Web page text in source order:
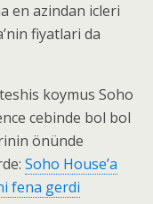
en azindan icleri
fiyatlari da
koymus Soho
cebinde bol bol
önünde
Soho House’a
fena gerdi